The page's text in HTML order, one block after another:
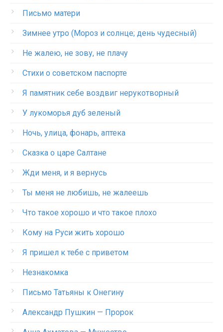
Письмо матери
Зимнее утро (Мороз и солнце; день чудесный)
Не жалею, не зову, не плачу
Стихи о советском паспорте
Я памятник себе воздвиг нерукотворный
У лукоморья дуб зеленый
Ночь, улица, фонарь, аптека
Сказка о царе Салтане
Жди меня, и я вернусь
Ты меня не любишь, не жалеешь
Что такое хорошо и что такое плохо
Кому на Руси жить хорошо
Я пришел к тебе с приветом
Незнакомка
Письмо Татьяны к Онегину
Александр Пушкин — Пророк